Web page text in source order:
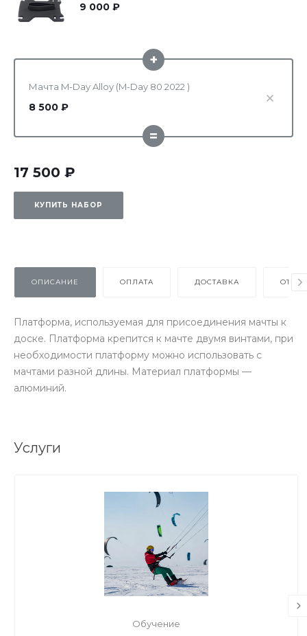
9 000 ₽
Мачта M-Day Alloy (M-Day 80 2022 )
8 500 ₽
+
=
17 500 ₽
КУПИТЬ НАБОР
ОПИСАНИЕ ОПЛАТА ДОСТАВКА
Платформа, используемая для присоединения мачты к
доске. Платформа крепится к мачте двумя винтами, при
необходимости платформу можно использовать с
мачтами разной длины. Материал платформы —
алюминий.
Услуги
Обучение